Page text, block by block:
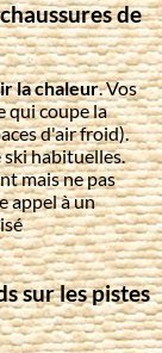
de
la chaleur. Vos
qui coupe la
d'air froid).
ski habituelles.
mais ne pas
appel à un
sur les pistes